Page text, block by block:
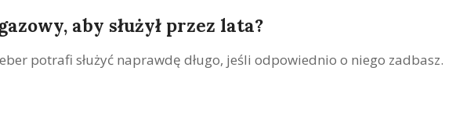
aby służył przez lata?
potrafi służyć naprawdę długo, jeśli odpowiednio o niego zadbasz.